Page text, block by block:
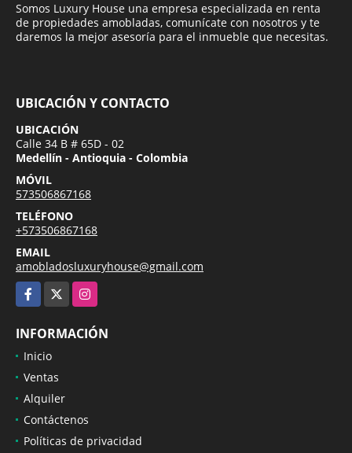
Somos Luxury House una empresa especializada en renta
de propiedades amobladas, comunícate con nosotros y te
daremos la mejor asesoría para el inmueble que necesitas.
UBICACIÓN Y CONTACTO
UBICACIÓN
Calle 34 B # 65D - 02
Medellín - Antioquia - Colombia
MÓVIL
573506867168
TELÉFONO
+573506867168
EMAIL
amobladosluxuryhouse@gmail.com
Facebook
Instagram
INFORMACIÓN
Inicio
Ventas
Alquiler
Contáctenos
Políticas de privacidad